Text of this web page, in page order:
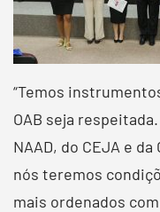
“Temos
OAB seja
NAAD, do CEJA e
nós teremos
mais ordenados